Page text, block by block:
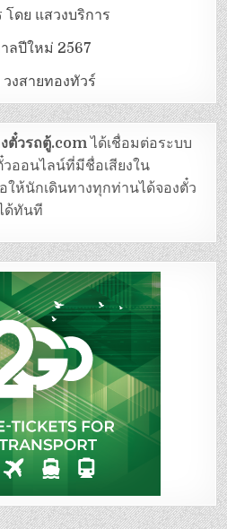
ดย แสวงบริการ
ลปีใหม่ 2567
งสายทองทัวร์
ตั๋วรถตู้.comได้เชื่อมต่อระบบ
วออนไลน์ที่มีชื่อเสียงใน
อให้นักเดินทางทุกท่านได้จองตั๋ว
ด้ทันที